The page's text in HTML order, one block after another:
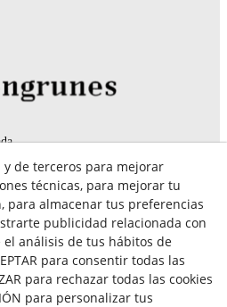
(Barcelona)
de terceros para mejorar
técnicas, para mejorar tu
para almacenar tus preferencias
publicidad relacionada con
análisis de tus hábitos de
para consentir todas las
para rechazar todas las cookies
para personalizar tus